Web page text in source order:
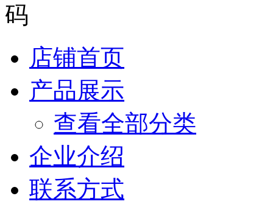
店铺首页
产品展示
查看全部分类
企业介绍
联系方式